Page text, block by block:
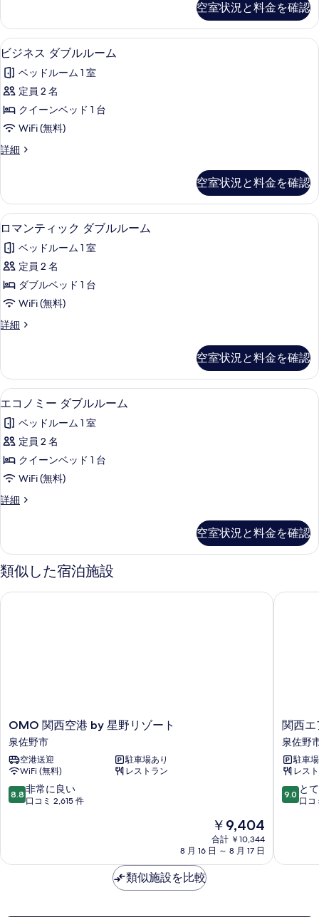
表
示
す
る
ル
ー
ム
の
す
べ
て
の
を
表
示
す
る
ス
ツ
イ
ル
ー
の
詳
空室状況と料金を確認
ビ
ジ
ネ
ス
ダ
ル
ー
ム
の
す
べ
て
の
写
表
示
す
る
ビジネス ダブルルーム | 羽毛の掛け
8
ビジネス ダブルルーム
ベッドルーム 1 室
定員 2 名
クイーンベッド 1 台
WiFi (無料)
詳細
ビ
ダ
ブ
ル
ー
ム
詳
細
空室状況と料金を確認
ロ
マ
ン
テ
ィ
ク
ブ
ル
ル
ー
ム
の
す
べ
写
真
を
ロマンティック ダブルルーム | 羽毛
8
ロマンティック ダブルルーム
ベッドルーム 1 室
定員 2 名
ダブルベッド 1 台
WiFi (無料)
詳細
ロ
ィ
ッ
ク
ブ
ル
ー
ム
詳
空室状況と料金を確認
エ
コ
ノ
ミ
ー
ブ
ル
ー
ム
の
を
表
示
す
る
エコノミー ダブルルーム | 羽毛の掛
8
エコノミー ダブルルーム
ベッドルーム 1 室
定員 2 名
クイーンベッド 1 台
WiFi (無料)
詳細
エ
ー
ダ
ブ
ル
空室状況と料金を確認
類似した宿泊施設
OMO
関
西
空
港
by
星
ト
OMO 関西空港 by 星野リゾート
泉佐野市
空港送迎
駐車場あり
WiFi (無料)
レストラン
10
段
常
8.8 非常に良い
口コミ 2,615 件
現
在
の
￥9,404
合計 ￥10,344
8 月 16 日 ～ 8 月 17 日
OMO 関西空港 by 星野リゾート
関
西
エ
ア
ポ
ー
ト
ン
関西エ
泉佐野
駐車
レス
10
段
て
9.0 と
口コ
関西エ
類似施設を比較